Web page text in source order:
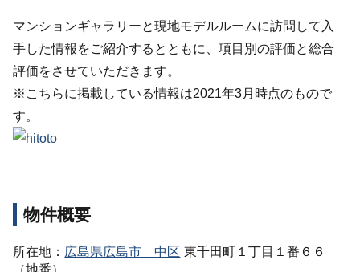
マンションギャラリーと現地モデルルームに訪問して入
手した情報をご紹介するとともに、項目別の評価と総合
評価をさせていただきます。
※こちらに掲載している情報は2021年3月時点のもので
す。
物件概要
所在地： 広島県広島市 中区 東千田町１丁目１番６６
（地番）